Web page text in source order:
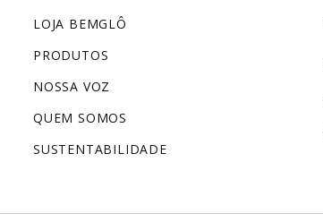
LOJA BEMGLÔ
PRODUTOS
NOSSA VOZ
QUEM SOMOS
SUSTENTABILIDADE